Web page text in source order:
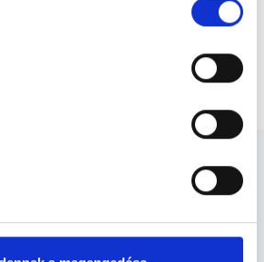
info/foglaljorvost-
betegségek (STD)